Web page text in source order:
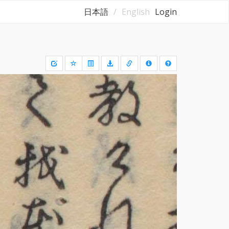
日本語 English Login
Draw
rectangle